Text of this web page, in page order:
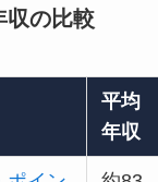
収の比較
平均
年収